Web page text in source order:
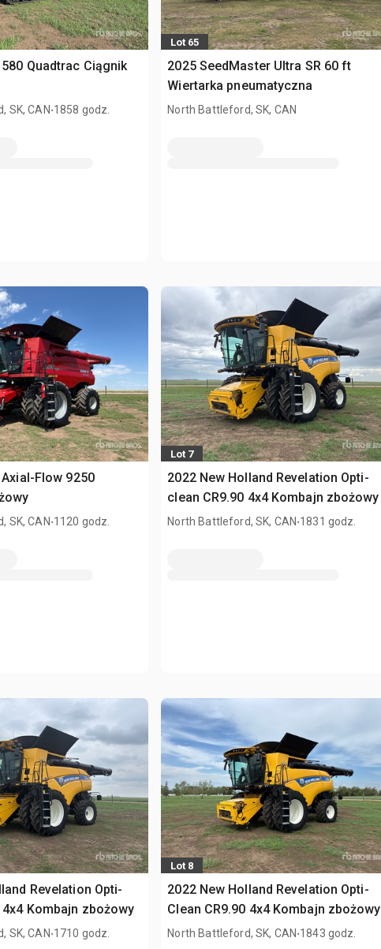
Quadtrac Ciągnik
SK, CAN.1858 godz.
Lot 65
2025 SeedMaster Ultra SR 60 ft
Wiertarka pneumatyczna
North Battleford, SK, CAN
Flow 9250
SK, CAN.1120 godz.
Lot 7
2022 New Holland Revelation Opti-
clean CR9.90 4x4 Kombajn zbożowy
North Battleford, SK, CAN.1831 godz.
Revelation Opti-
4x4 Kombajn zbożowy
SK, CAN.1710 godz.
Lot 8
2022 New Holland Revelation Opti-
Clean CR9.90 4x4 Kombajn zbożowy
North Battleford, SK, CAN.1843 godz.